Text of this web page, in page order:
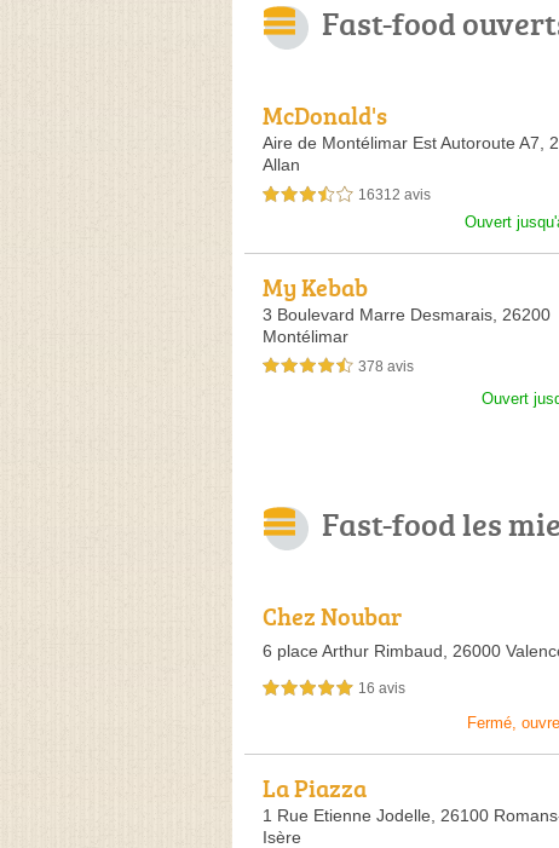
Fast-food
McDonald's
Aire de Montélimar Est Autoroute A7,
Allan
3,5 étoiles sur 5 16312 avis
Ouvert
My Kebab
3 Boulevard Marre Desmarais, 26200
Montélimar
4,5 étoiles sur 5 378 avis
Ouvert
Fast-food les
Chez Noubar
6 place Arthur Rimbaud, 26000
5,0 étoiles sur 5 16 avis
Fermé,
La Piazza
1 Rue Etienne Jodelle, 26100
Isère